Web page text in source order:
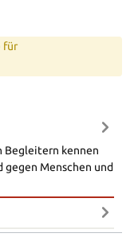
für
Begleitern kennen
gegen Menschen und